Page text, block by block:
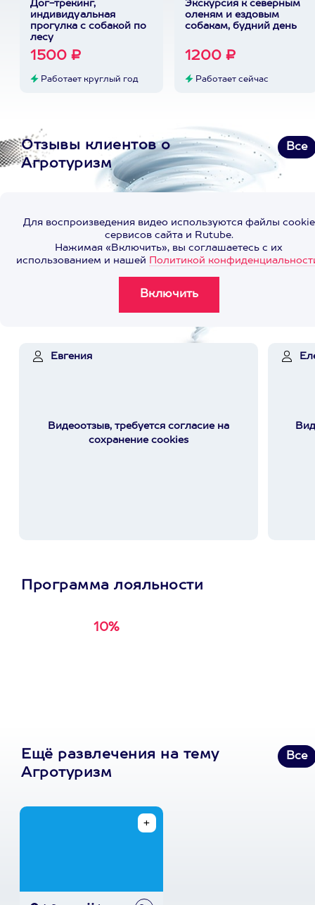
Дог-трекинг,
индивидуальная
прогулка с собакой по
лесу
1500 ₽
Работает круглый год
Экскурсия к северным
оленям и ездовым
собакам, будний день
1200 ₽
Работает сейчас
Отзывы клиентов о
Агротуризм
Все
Для воспроизведения видео используются файлы cookie
сервисов сайта и Rutube.
Нажимая «Включить», вы соглашаетесь с их
использованием и нашей Политикой
Евгения
Видеоотзыв, требуется согласие на
сохранение cookies
Программа лояльности
10%
Ещё развлечения на тему
Агротуризм
Все